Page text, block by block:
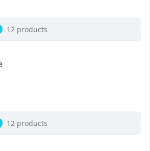
12 products
12 products